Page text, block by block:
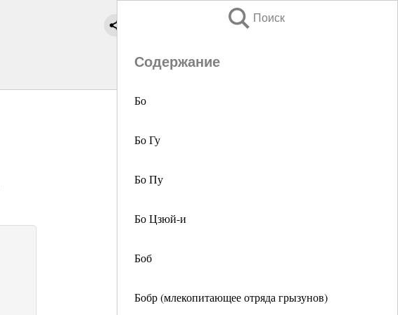
Поиск
Содержание
Бо
Бо Гу
Бо Пу
Бо Цзюй-и
Боб
Бобр (млекопитающее отряда грызунов)